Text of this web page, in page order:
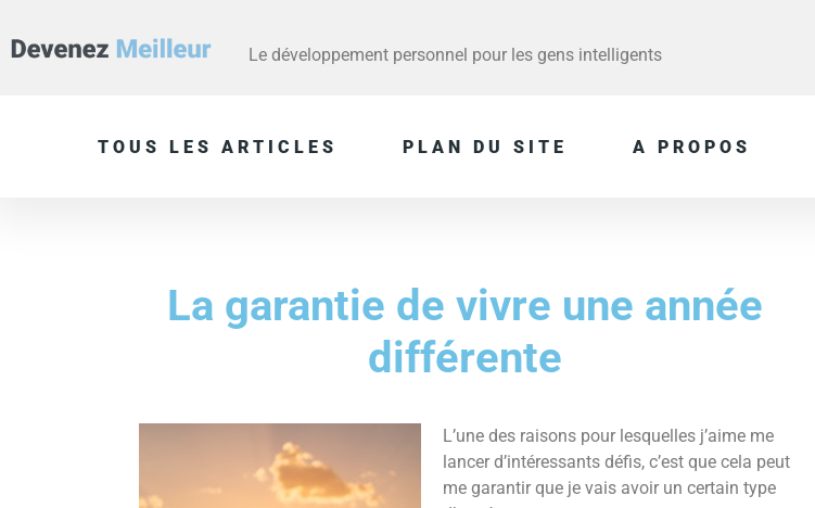
Le développement personnel pour les gens intelligents
TOUS LES ARTICLES PLAN DU SITE A PROPOS
La garantie de vivre une année
différente
L’une des raisons pour lesquelles j’aime me
lancer d’intéressants défis, c’est que cela peut
me garantir que je vais avoir un certain type